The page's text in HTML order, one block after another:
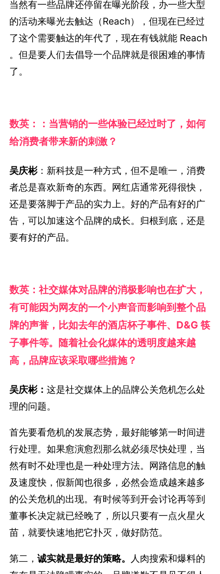
当然有一些品牌还停留在曝光阶段，办一些大型
的活动来曝光去触达（Reach），但现在已经过
了这个需要触达的年代了，现在有钱就能 Reach
。但是要人们去倡导一个品牌就是很困难的事情
了。
数英：：当营销的一些体验已经过时了，如何
给消费者带来新的刺激？
吴庆彬：新科技是一种方式，但不是唯一，消费
者总是喜欢新奇的东西。网红店通常死得很快，
还是要落脚于产品的实力上。好的产品有好的广
告，可以加速这个品牌的成长。归根到底，还是
要有好的产品。
数英：社交媒体对品牌的消极影响也在扩大，
有可能因为网友的一个小声音而影响到整个品
牌的声誉，比如去年的酒店杯子事件、D&G 筷
子事件等。随着社会化媒体的透明度越来越
高，品牌应该采取哪些措施？
吴庆彬：这是社交媒体上的品牌公关危机怎么处
理的问题。
首先要看危机的发展态势，最好能够第一时间进
行处理。如果愈演愈烈那么就必须尽快处理，当
然有时不处理也是一种处理方法。网路信息的触
及速度快，假新闻也很多，必然会造成越来越多
的公关危机的出现。有时候等到开会讨论再等到
董事长决定就已经晚了，所以只要有一点火星火
苗，就要快速地把它扑灭，做好防范。
第二，诚实就是最好的策略。
人肉搜索和爆料的